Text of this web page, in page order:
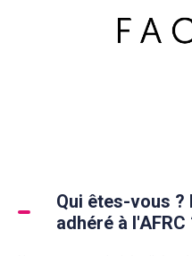
Qui êtes-vous
adhéré à l'AFRC